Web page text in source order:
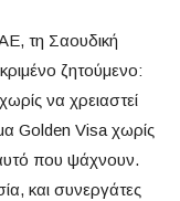
τη Σαουδική
ζητούμενο:
να χρειαστεί
Golden Visa χωρίς
που ψάχνουν.
και συνεργάτες